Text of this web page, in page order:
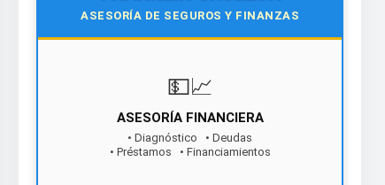
ASESORÍA DE SEGUROS Y FINANZAS
💵📈
ASESORÍA FINANCIERA
• Diagnóstico • Deudas
• Préstamos • Financiamientos
¡Contáctanos hoy!